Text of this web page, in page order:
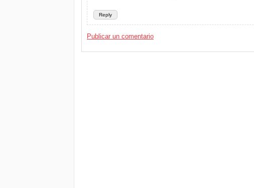
Reply
Publicar un comentario